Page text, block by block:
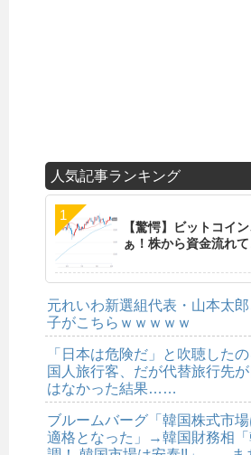
人気記事ランキング
【驚愕】ビットコイ
ぁ！株から資金流れ
元れいわ新選組代表・山本太
子がこちらｗｗｗｗｗ
「日本は危険だ」と吹聴した
国人旅行客、だが代替旅行先
はなかった結果……
ブルームバーグ「韓国株式市
適格となった」→韓国財務相